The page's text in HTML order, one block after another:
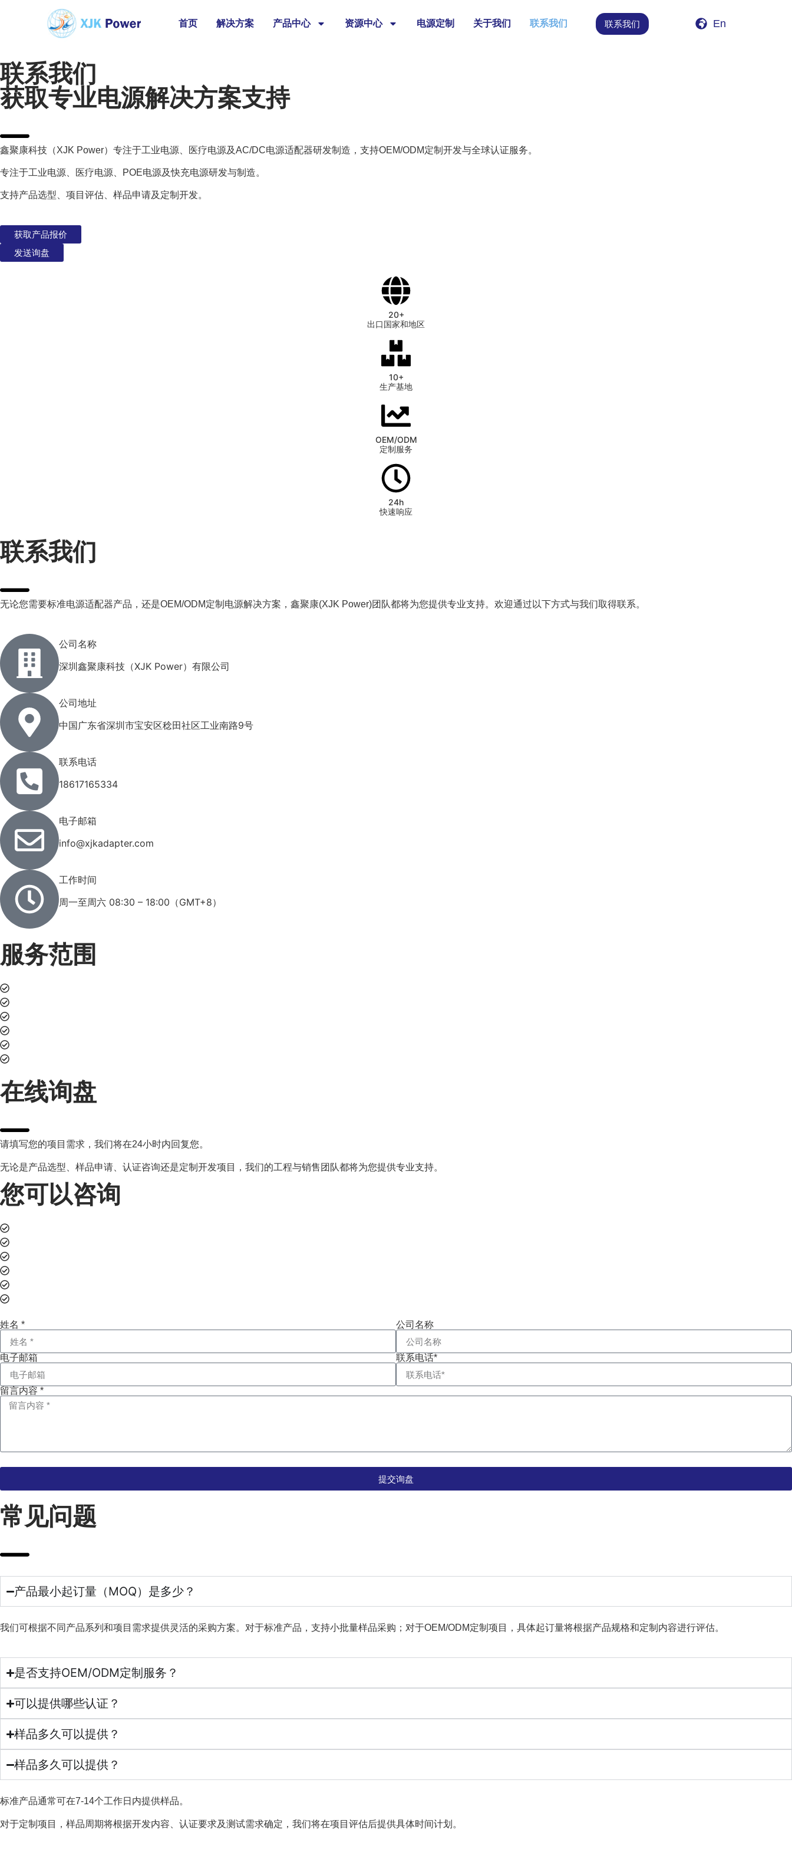
首页 解决方案 产品中心 资源中心 电源定制 关于我们 联系我们 联系我们 En
联系我们
获取专业电源解决方案支持
鑫聚康科技（XJK Power）专注于工业电源、医疗电源及AC/DC电源适配器研发制造，支持OEM/ODM定制开发与全球认证服务。
专注于工业电源、医疗电源、POE电源及快充电源研发与制造。
支持产品选型、项目评估、样品申请及定制开发。
获取产品报价
发送询盘
20+
出口国家和地区
10+
生产基地
OEM/ODM
定制服务
24h
快速响应
联系我们
无论您需要标准电源适配器产品，还是OEM/ODM定制电源解决方案，鑫聚康(XJK Power)团队都将为您提供专业支持。欢迎通过以下方式与我们取得联系。
公司名称
深圳鑫聚康科技（XJK Power）有限公司
公司地址
中国广东省深圳市宝安区稔田社区工业南路9号
联系电话
18617165334
电子邮箱
info@xjkadapter.com
工作时间
周一至周六 08:30 – 18:00（GMT+8）
服务范围
在线询盘
请填写您的项目需求，我们将在24小时内回复您。
无论是产品选型、样品申请、认证咨询还是定制开发项目，我们的工程与销售团队都将为您提供专业支持。
您可以咨询
姓名 * 公司名称
电子邮箱 联系电话*
留言内容 *
提交询盘
常见问题
产品最小起订量（MOQ）是多少？
我们可根据不同产品系列和项目需求提供灵活的采购方案。对于标准产品，支持小批量样品采购；对于OEM/ODM定制项目，具体起订量将根据产品规格和定制内容进行评估。
是否支持OEM/ODM定制服务？
可以提供哪些认证？
样品多久可以提供？
样品多久可以提供？
标准产品通常可在7-14个工作日内提供样品。
对于定制项目，样品周期将根据开发内容、认证要求及测试需求确定，我们将在项目评估后提供具体时间计划。